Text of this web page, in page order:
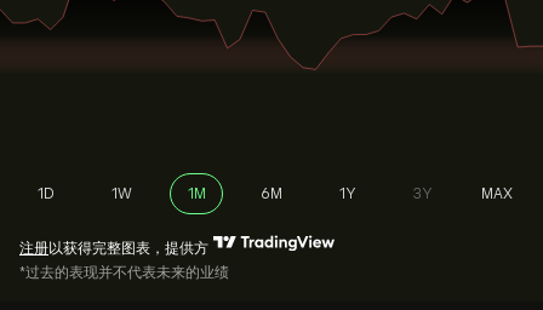
1D 1W 1M 6M 1Y 3Y MAX
注册以获得完整图表，提供方
*过去的表现并不代表未来的业绩